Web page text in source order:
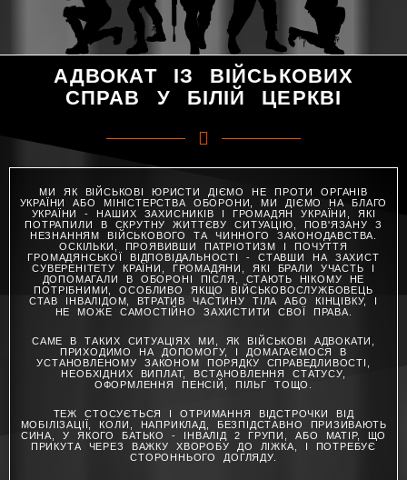
АДВОКАТ ІЗ ВІЙСЬКОВИХ
СПРАВ У БІЛІЙ ЦЕРКВІ
МИ ЯК ВІЙСЬКОВІ ЮРИСТИ ДІЄМО НЕ ПРОТИ ОРГАНІВ
УКРАЇНИ АБО МІНІСТЕРСТВА ОБОРОНИ, МИ ДІЄМО НА БЛАГО
УКРАЇНИ - НАШИХ ЗАХИСНИКІВ І ГРОМАДЯН УКРАЇНИ, ЯКІ
ПОТРАПИЛИ В СКРУТНУ ЖИТТЄВУ СИТУАЦІЮ, ПОВ'ЯЗАНУ З
НЕЗНАННЯМ ВІЙСЬКОВОГО ТА ЧИННОГО ЗАКОНОДАВСТВА.
ОСКІЛЬКИ, ПРОЯВИВШИ ПАТРІОТИЗМ І ПОЧУТТЯ
ГРОМАДЯНСЬКОЇ ВІДПОВІДАЛЬНОСТІ - СТАВШИ НА ЗАХИСТ
СУВЕРЕНІТЕТУ КРАЇНИ, ГРОМАДЯНИ, ЯКІ БРАЛИ УЧАСТЬ І
ДОПОМАГАЛИ В ОБОРОНІ ПІСЛЯ, СТАЮТЬ НІКОМУ НЕ
ПОТРІБНИМИ, ОСОБЛИВО ЯКЩО ВІЙСЬКОВОСЛУЖБОВЕЦЬ
СТАВ ІНВАЛІДОМ, ВТРАТИВ ЧАСТИНУ ТІЛА АБО КІНЦІВКУ, І
НЕ МОЖЕ САМОСТІЙНО ЗАХИСТИТИ СВОЇ ПРАВА.
САМЕ В ТАКИХ СИТУАЦІЯХ МИ, ЯК ВІЙСЬКОВІ АДВОКАТИ,
ПРИХОДИМО НА ДОПОМОГУ, І ДОМАГАЄМОСЯ В
УСТАНОВЛЕНОМУ ЗАКОНОМ ПОРЯДКУ СПРАВЕДЛИВОСТІ,
НЕОБХІДНИХ ВИПЛАТ, ВСТАНОВЛЕННЯ СТАТУСУ,
ОФОРМЛЕННЯ ПЕНСІЙ, ПІЛЬГ ТОЩО.
ТЕЖ СТОСУЄТЬСЯ І ОТРИМАННЯ ВІДСТРОЧКИ ВІД
МОБІЛІЗАЦІЇ, КОЛИ, НАПРИКЛАД, БЕЗПІДСТАВНО ПРИЗИВАЮТЬ
СИНА, У ЯКОГО БАТЬКО - ІНВАЛІД 2 ГРУПИ, АБО МАТІР, ЩО
ПРИКУТА ЧЕРЕЗ ВАЖКУ ХВОРОБУ ДО ЛІЖКА, І ПОТРЕБУЄ
СТОРОННЬОГО ДОГЛЯДУ.